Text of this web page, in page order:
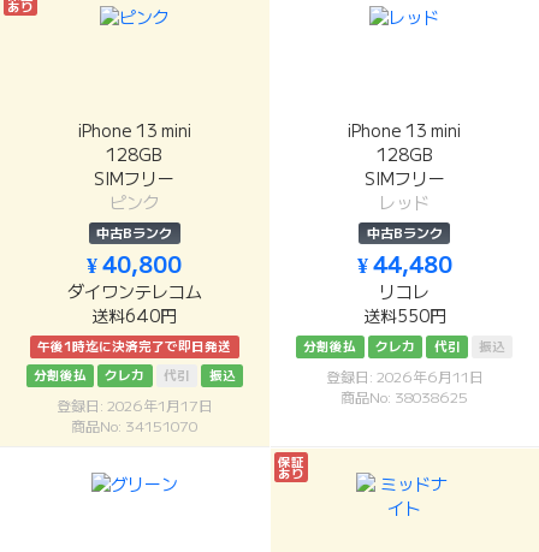
あり
iPhone 13 mini
128GB
SIMフリー
ピンク
中古Bランク
¥ 40,800
ダイワンテレコム
送料640円
午後1時迄に決済完了で即日発送
分割後払
クレカ 代引 振込
登録日: 2026年1月17日
商品No: 34151070
iPhone 13 mini
128GB
SIMフリー
レッド
中古Bランク
¥ 44,480
リコレ
送料550円
分割後払 クレカ 代引 振込
登録日: 2026年6月11日
商品No: 38038625
保証
あり